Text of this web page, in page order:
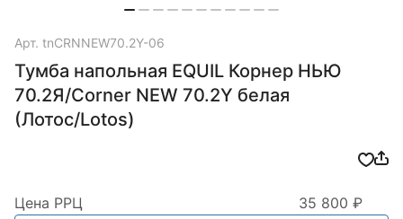
Арт. tnCRNNEW70.2Y-06
Тумба напольная EQUIL Корнер НЬЮ
70.2Я/Corner NEW 70.2Y белая
(Лотос/Lotos)
Цена РРЦ 35 800 ₽